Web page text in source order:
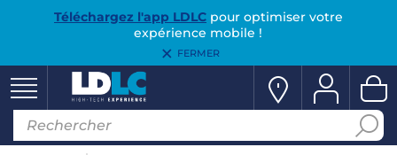
Téléchargez l'app LDLCpour optimiser votre
expérience mobile !
FERMER